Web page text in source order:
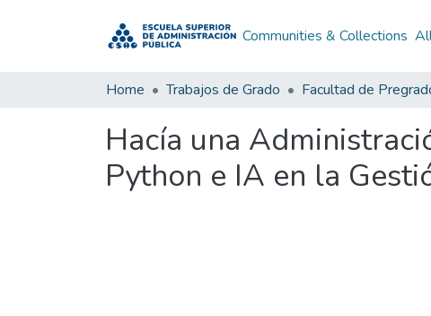
Communities & Collections
Home Trabajos de Grado Facultad de
Hacía una
Python e IA en la